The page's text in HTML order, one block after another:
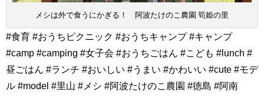
メシは外で食うにかぎる！ 阿波たけのこ農園 筍姫の里
#食育 #おうちピクニック #おうちキャンプ #キャンプ
#camp #camping #女子会 #おうちごはん #こども #lunch #
昼ごはん #ランチ #おいしい #うまい #かわいい #cute #モデ
ル #model #里山 #メシ #阿波たけのこ農園 #徳島 #阿南